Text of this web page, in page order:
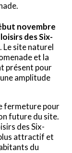
novembre
des Six-
. Le site naturel
et la
présent pour
amplitude
fermeture pour
future du site.
des Six-
attractif et
du